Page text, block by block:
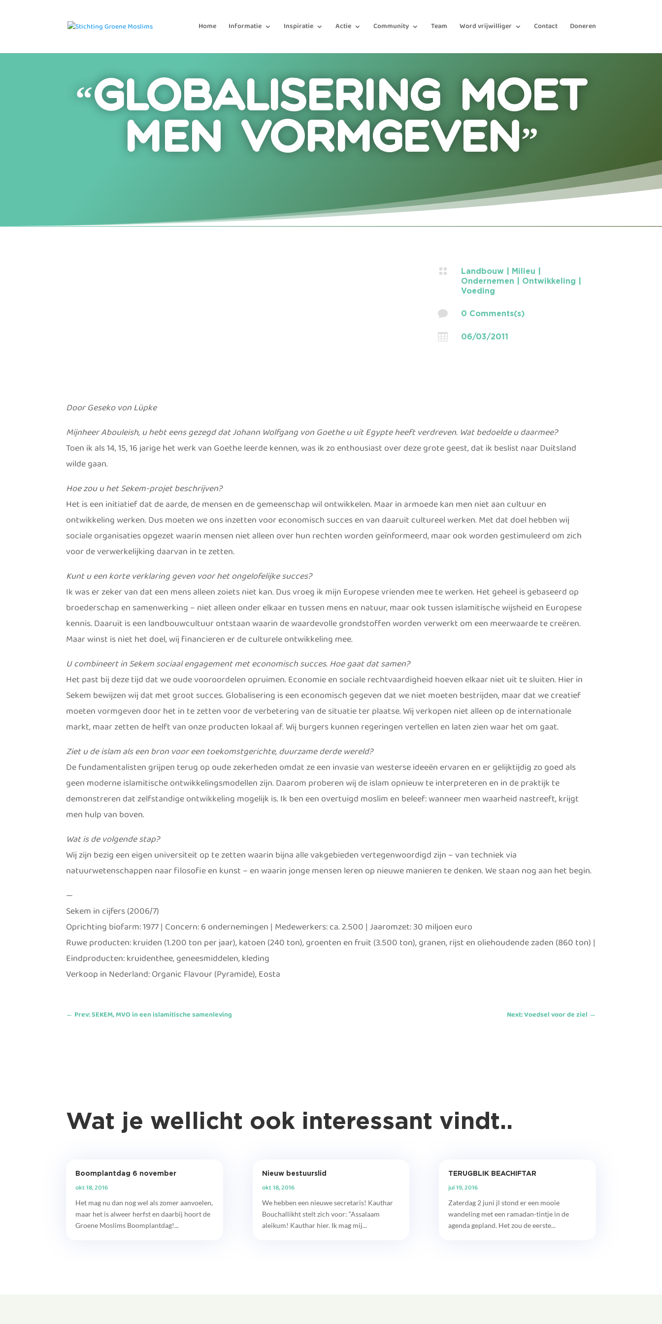
Home Informatie Inspiratie Actie Community Team Word vrijwilliger Contact Doneren
“Globalisering moet
men vormgeven”
 Landbouw Milieu
Ondernemen
Ontwikkeling
Voeding
 0 Comments(s)
 06/03/2011
Door Geseko von Lüpke
Mijnheer Abouleish, u hebt eens gezegd dat Johann Wolfgang von Goethe u uit Egypte heeft verdreven. Wat bedoelde u daarmee?
Toen ik als 14, 15, 16 jarige het werk van Goethe leerde kennen, was ik zo enthousiast over deze grote geest, dat ik beslist naar Duitsland
wilde gaan.
Hoe zou u het Sekem-projet beschrijven?
Het is een initiatief dat de aarde, de mensen en de gemeenschap wil ontwikkelen. Maar in armoede kan men niet aan cultuur en
ontwikkeling werken. Dus moeten we ons inzetten voor economisch succes en van daaruit cultureel werken. Met dat doel hebben wij
sociale organisaties opgezet waarin mensen niet alleen over hun rechten worden geïnformeerd, maar ook worden gestimuleerd om zich
voor de verwerkelijking daarvan in te zetten.
Kunt u een korte verklaring geven voor het ongelofelijke succes?
Ik was er zeker van dat een mens alleen zoiets niet kan. Dus vroeg ik mijn Europese vrienden mee te werken. Het geheel is gebaseerd op
broederschap en samenwerking – niet alleen onder elkaar en tussen mens en natuur, maar ook tussen islamitische wijsheid en Europese
kennis. Daaruit is een landbouwcultuur ontstaan waarin de waardevolle grondstoffen worden verwerkt om een meerwaarde te creëren.
Maar winst is niet het doel, wij financieren er de culturele ontwikkeling mee.
U combineert in Sekem sociaal engagement met economisch succes. Hoe gaat dat samen?
Het past bij deze tijd dat we oude vooroordelen opruimen. Economie en sociale rechtvaardigheid hoeven elkaar niet uit te sluiten. Hier in
Sekem bewijzen wij dat met groot succes. Globalisering is een economisch gegeven dat we niet moeten bestrijden, maar dat we creatief
moeten vormgeven door het in te zetten voor de verbetering van de situatie ter plaatse. Wij verkopen niet alleen op de internationale
markt, maar zetten de helft van onze producten lokaal af. Wij burgers kunnen regeringen vertellen en laten zien waar het om gaat.
Ziet u de islam als een bron voor een toekomstgerichte, duurzame derde wereld?
De fundamentalisten grijpen terug op oude zekerheden omdat ze een invasie van westerse ideeën ervaren en er gelijktijdig zo goed als
geen moderne islamitische ontwikkelingsmodellen zijn. Daarom proberen wij de islam opnieuw te interpreteren en in de praktijk te
demonstreren dat zelfstandige ontwikkeling mogelijk is. Ik ben een overtuigd moslim en beleef: wanneer men waarheid nastreeft, krijgt
men hulp van boven.
Wat is de volgende stap?
Wij zijn bezig een eigen universiteit op te zetten waarin bijna alle vakgebieden vertegenwoordigd zijn – van techniek via
natuurwetenschappen naar filosofie en kunst – en waarin jonge mensen leren op nieuwe manieren te denken. We staan nog aan het begin.
—
Sekem in cijfers (2006/7)
Oprichting biofarm: 1977 | Concern: 6 ondernemingen | Medewerkers: ca. 2.500 | Jaaromzet: 30 miljoen euro
Ruwe producten: kruiden (1.200 ton per jaar), katoen (240 ton), groenten en fruit (3.500 ton), granen, rijst en oliehoudende zaden (860 ton) |
Eindproducten: kruidenthee, geneesmiddelen, kleding
Verkoop in Nederland: Organic Flavour (Pyramide), Eosta
← Prev: SEKEM, MVO in een islamitische samenleving Next: Voedsel voor de ziel →
Wat je wellicht ook interessant vindt..
Boomplantdag 6 november
okt 18, 2016
Het mag nu dan nog wel als zomer aanvoelen,
maar het is alweer herfst en daarbij hoort de
Groene Moslims Boomplantdag!...
Nieuw bestuurslid
okt 18, 2016
We hebben een nieuwe secretaris! Kauthar
Bouchallikht stelt zich voor: “Assalaam
aleikum! Kauthar hier. Ik mag mij...
TERUGBLIK BEACHIFTAR
jul 19, 2016
Zaterdag 2 juni jl stond er een mooie
wandeling met een ramadan-tintje in de
agenda gepland. Het zou de eerste...